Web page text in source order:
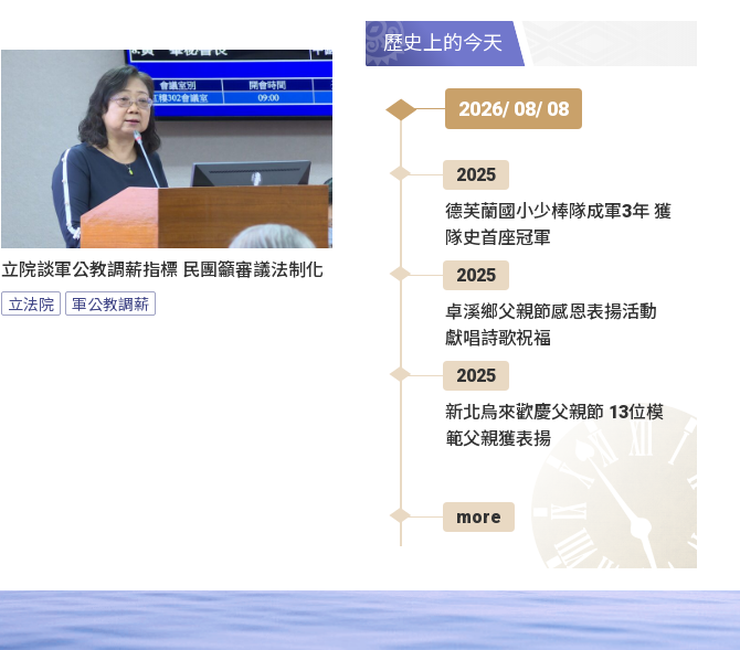
立院談軍公教調薪指標 民團籲審議法制化
立法院 軍公教調薪
歷史上的今天
2026/ 08/ 08
2025
德芙蘭國小少棒隊成軍3年 獲
隊史首座冠軍
2025
卓溪鄉父親節感恩表揚活動
獻唱詩歌祝福
2025
新北烏來歡慶父親節 13位模
範父親獲表揚
more